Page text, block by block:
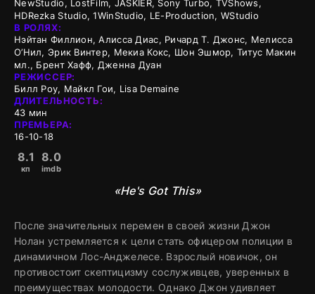
NewStudio, LostFilm, JASKIER, Sony Turbo, TVShows,
HDRezka Studio, 1WinStudio, LE-Production, WStudio
В РОЛЯХ:
Нэйтан Филлион, Алисса Диас, Ричард Т. Джонс, Мелисса
О’Нил, Эрик Винтер, Мекиа Кокс, Шон Эшмор, Титус Макин
мл., Брент Хафф, Дженна Дуан
РЕЖИССЕР:
Билл Роу, Майкл Гои, Lisa Demaine
ДЛИТЕЛЬНОСТЬ:
43 мин
ПРЕМЬЕРА:
16-10-18
8.1
кп
8.0
imdb
«He's Got This»
После значительных перемен в своей жизни Джон
Нолан устремляется к цели стать офицером полиции в
динамичном Лос-Анджелесе. Взрослый новичок, он
противостоит скептицизму сослуживцев, уверенных в
преимуществах молодости. Однако Джон удивляет